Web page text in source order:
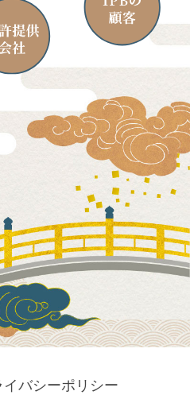
バシーポリシー